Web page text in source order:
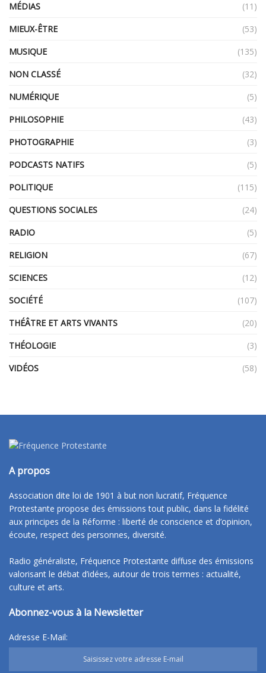
MÉDIAS
(11)
MIEUX-ÊTRE
(53)
MUSIQUE
(135)
NON CLASSÉ
(32)
NUMÉRIQUE
(5)
PHILOSOPHIE
(43)
PHOTOGRAPHIE
(3)
PODCASTS NATIFS
(5)
POLITIQUE
(115)
QUESTIONS SOCIALES
(24)
RADIO
(5)
RELIGION
(67)
SCIENCES
(12)
SOCIÉTÉ
(107)
THÉÂTRE ET ARTS VIVANTS
(20)
THÉOLOGIE
(3)
VIDÉOS
(58)
A propos
Association dite loi de 1901 à but non lucratif, Fréquence
Protestante propose des émissions tout public, dans la fidélité
aux principes de la Réforme : liberté de conscience et d’opinion,
écoute, respect des personnes, diversité.
Radio généraliste, Fréquence Protestante diffuse des émissions
valorisant le débat d’idées, autour de trois termes : actualité,
culture et arts.
Abonnez-vous à la Newsletter
Adresse E-Mail: